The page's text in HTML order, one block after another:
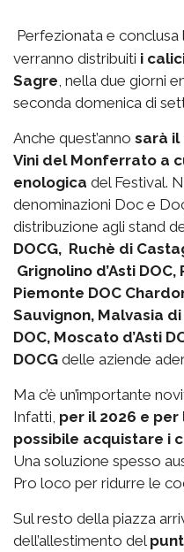
Perfezionata e
verranno distribuiti i
Sagre , nella due giorni
seconda domenica di
Anche quest’anno sarà il
Vini del Monferrato a
enologica del Festival.
denominazioni Doc e
distribuzione agli stand
DOCG, Ruchè di
Grignolino d’Asti
Piemonte DOC
Sauvignon, Malvasia
DOC, Moscato d’Asti
DOCG delle aziende
Ma c’è un’importante
Infatti, per il 2026 e
possibile acquistare i
Una soluzione spesso
Pro loco per ridurre le
Sul resto della piazza
dell’allestimento del